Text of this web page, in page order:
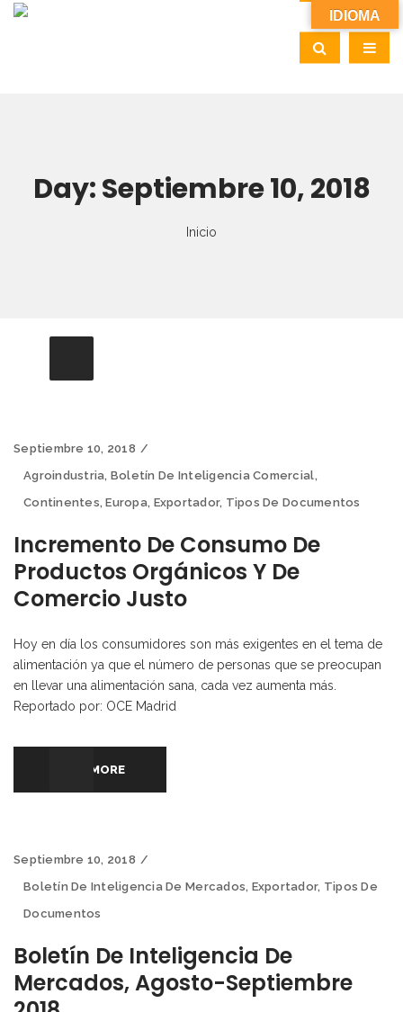
Day:Septiembre 10, 2018
Inicio
Septiembre 10, 2018
Agroindustria, Boletín De Inteligencia Comercial,
Continentes,Europa, Exportador, Tipos De Documentos
Incremento De Consumo De
Productos Orgánicos Y De
Comercio Justo
Hoy en día los consumidores son más exigentes en el tema de
alimentación ya que el número de personas que se preocupan
en llevar una alimentación sana, cada vez aumenta más.
Reportado por: OCE Madrid
READ MORE
Septiembre 10, 2018
Boletín De Inteligencia De Mercados, Exportador, Tipos De
Documentos
Boletín De Inteligencia De
Mercados, Agosto-Septiembre
IDIOMA